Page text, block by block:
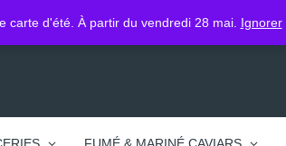
carte d'été. À partir du vendredi 28 mai. Ignorer
FUMÉ & MARINÉ CAVIARS